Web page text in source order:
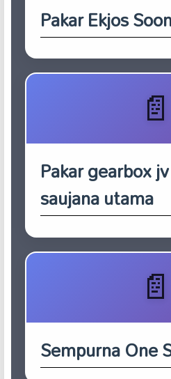
Pakar Ekjos
Pakar gearbox
saujana utama
Sempurna One